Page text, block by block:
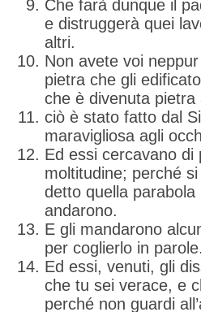
Che farà dunque il
e distruggerà quei
altri.
Non avete voi
pietra che gli
che è divenuta pietra
ciò è stato fatto dal
maravigliosa agli
Ed essi cercavano
moltitudine; perché
detto quella
andarono.
E gli mandarono
per coglierlo in
Ed essi, venuti, gli
che tu sei verace, e
perché non guardi